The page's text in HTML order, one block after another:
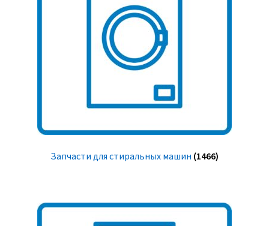
Запчасти для стиральных машин (1466)